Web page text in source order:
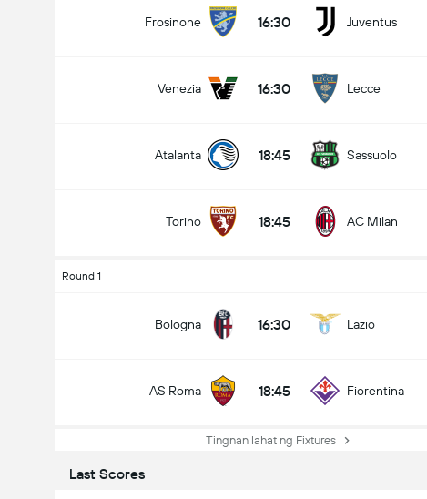
Frosinone 16:30 Juventus
Venezia 16:30 Lecce
Atalanta 18:45 Sassuolo
Torino 18:45 AC Milan
Round 1
Bologna 16:30 Lazio
AS Roma 18:45 Fiorentina
Tingnan lahat ng Fixtures
Last Scores